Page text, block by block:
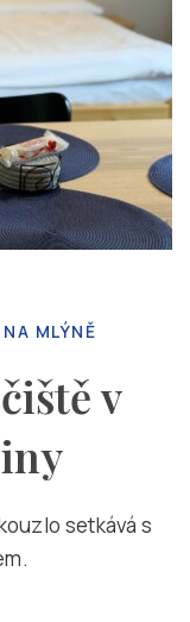
MLÝNĚ
v
setkává s